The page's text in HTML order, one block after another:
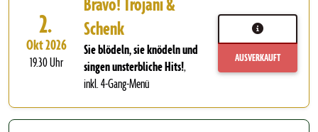
2.
Okt 2026
19.30 Uhr
Bravo! Trojani &
Schenk
Sie blödeln, sie knödeln und
singen unsterbliche Hits!,
inkl. 4-Gang-Menü
AUSVERKAUFT